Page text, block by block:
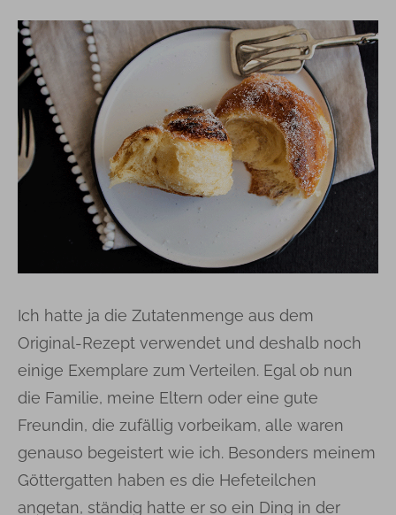
Ich hatte ja die Zutatenmenge aus dem
Original-Rezept verwendet und deshalb noch
einige Exemplare zum Verteilen. Egal ob nun
die Familie, meine Eltern oder eine gute
Freundin, die zufällig vorbeikam, alle waren
genauso begeistert wie ich. Besonders meinem
Göttergatten haben es die Hefeteilchen
angetan, ständig hatte er so ein Ding in der